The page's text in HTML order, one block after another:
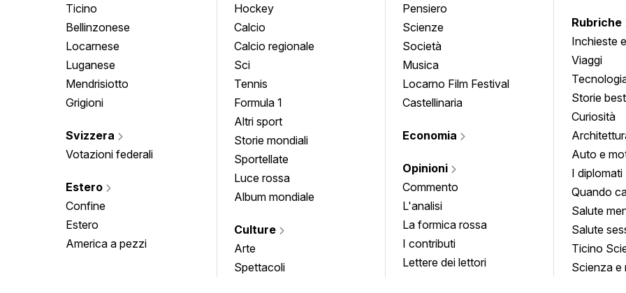
Ticino
Bellinzonese
Locarnese
Luganese
Mendrisiotto
Grigioni
Svizzera
Votazioni federali
Estero
Confine
Estero
America a pezzi
Hockey
Calcio
Calcio regionale
Sci
Tennis
Formula 1
Altri sport
Storie mondiali
Sportellate
Luce rossa
Album mondiale
Culture
Arte
Spettacoli
Pensiero
Scienze
Società
Musica
Locarno Film Festival
Castellinaria
Economia
Opinioni
Commento
L'analisi
La formica rossa
I contributi
Lettere dei lettori
Rubriche
Inchieste e
Viaggi
Storie
Curiosità
Auto e
I diplomati
Quando
Salute
Salute
Ticino
Scienza e